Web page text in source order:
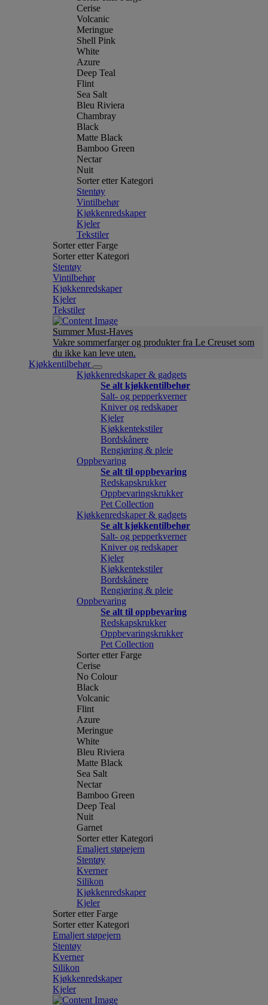
Cerise
Volcanic
Meringue
Shell Pink
White
Azure
Deep Teal
Flint
Sea Salt
Bleu Riviera
Chambray
Black
Matte Black
Bamboo Green
Nectar
Nuit
Sorter etter Kategori
Stentøy
Vintilbehør
Kjøkkenredskaper
Kjeler
Tekstiler
Sorter etter Farge
Sorter etter Kategori
Stentøy
Vintilbehør
Kjøkkenredskaper
Kjeler
Tekstiler
Summer Must-Haves
Vakre sommerfarger og produkter fra Le Creuset som
du ikke kan leve uten.
Kjøkkentilbehør
Kjøkkenredskaper & gadgets
Se alt kjøkkentilbehør
Salt- og pepperkverner
Kniver og redskaper
Kjeler
Kjøkkentekstiler
Bordskånere
Rengjøring & pleie
Oppbevaring
Se alt til oppbevaring
Redskapskrukker
Oppbevaringskrukker
Pet Collection
Kjøkkenredskaper & gadgets
Se alt kjøkkentilbehør
Salt- og pepperkverner
Kniver og redskaper
Kjeler
Kjøkkentekstiler
Bordskånere
Rengjøring & pleie
Oppbevaring
Se alt til oppbevaring
Redskapskrukker
Oppbevaringskrukker
Pet Collection
Sorter etter Farge
Cerise
No Colour
Black
Volcanic
Flint
Azure
Meringue
White
Bleu Riviera
Matte Black
Sea Salt
Nectar
Bamboo Green
Deep Teal
Nuit
Garnet
Sorter etter Kategori
Emaljert støpejern
Stentøy
Kverner
Silikon
Kjøkkenredskaper
Kjeler
Sorter etter Farge
Sorter etter Kategori
Emaljert støpejern
Stentøy
Kverner
Silikon
Kjøkkenredskaper
Kjeler